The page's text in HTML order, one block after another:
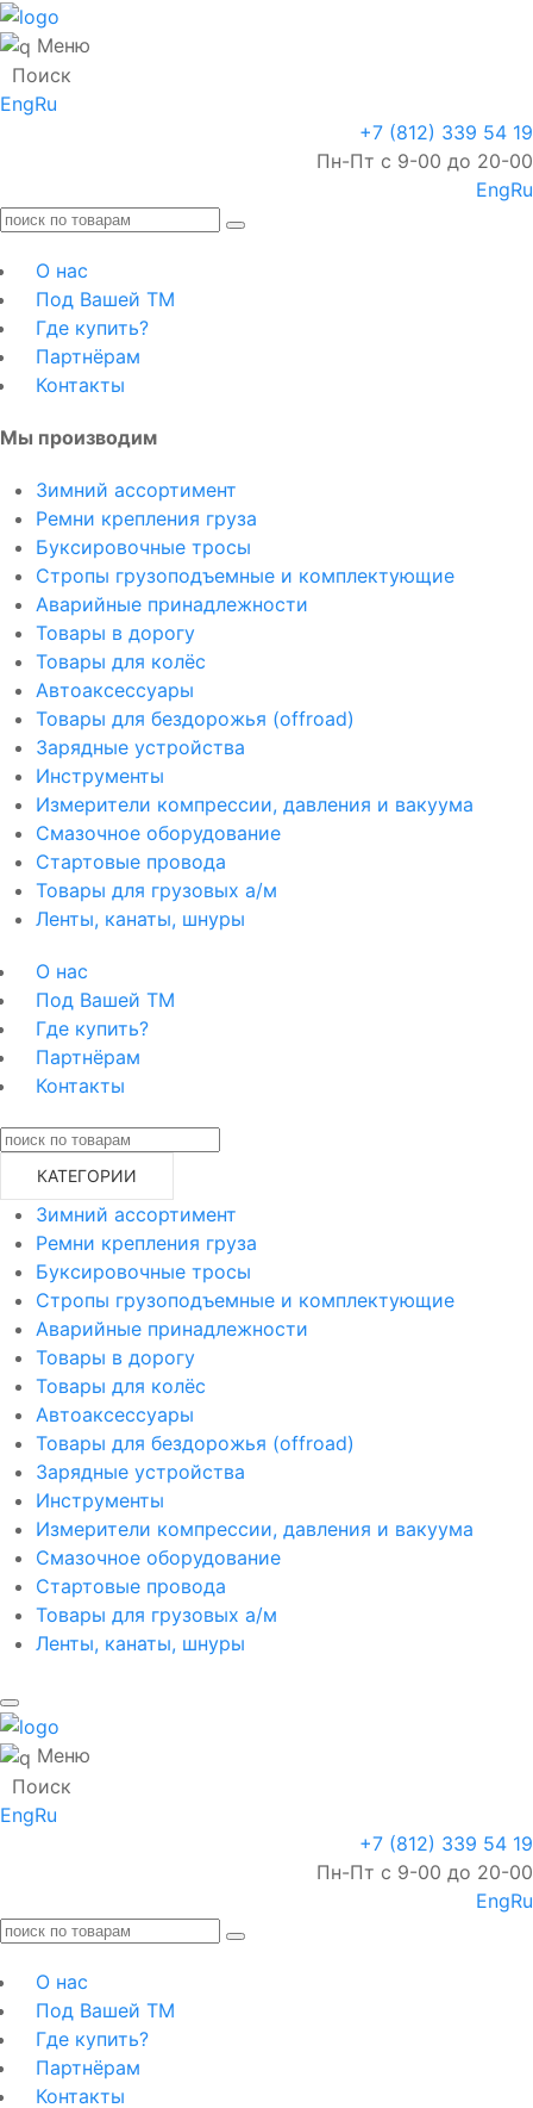
Меню
Поиск
EngRu
+7 (812) 339 54 19
Пн-Пт с 9-00 до 20-00
EngRu
О нас
Под Вашей ТМ
Где купить?
Партнёрам
Контакты
Мы производим
Зимний ассортимент
Ремни крепления груза
Буксировочные тросы
Стропы грузоподъемные и комплектующие
Аварийные принадлежности
Товары в дорогу
Товары для колёс
Автоаксессуары
Товары для бездорожья (offroad)
Зарядные устройства
Инструменты
Измерители компрессии, давления и вакуума
Смазочное оборудование
Стартовые провода
Товары для грузовых а/м
Ленты, канаты, шнуры
О нас
Под Вашей ТМ
Где купить?
Партнёрам
Контакты
КАТЕГОРИИ
Зимний ассортимент
Ремни крепления груза
Буксировочные тросы
Стропы грузоподъемные и комплектующие
Аварийные принадлежности
Товары в дорогу
Товары для колёс
Автоаксессуары
Товары для бездорожья (offroad)
Зарядные устройства
Инструменты
Измерители компрессии, давления и вакуума
Смазочное оборудование
Стартовые провода
Товары для грузовых а/м
Ленты, канаты, шнуры
Меню
Поиск
EngRu
+7 (812) 339 54 19
Пн-Пт с 9-00 до 20-00
EngRu
О нас
Под Вашей ТМ
Где купить?
Партнёрам
Контакты